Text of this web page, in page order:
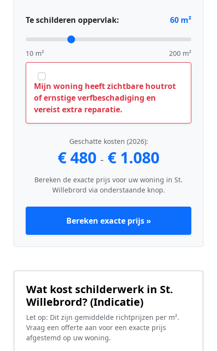
Te schilderen oppervlak: 60 m²
10 m² 200 m²
Mijn woning heeft zichtbare houtrot
of ernstige verfbeschadiging en
vereist extra reparatie.
Geschatte kosten (2026):
€ 480 - € 1.080
Bereken de exacte prijs voor uw woning in St.
Willebrord via onderstaande knop.
Bereken exacte prijs »
Wat kost schilderwerk in St.
Willebrord? (Indicatie)
Let op: Dit zijn gemiddelde richtprijzen per m².
Vraag een offerte aan voor een exacte prijs
afgestemd op uw woning.